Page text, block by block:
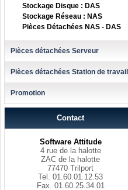
Stockage Disque : DAS
Stockage Réseau : NAS
Pièces Détachées NAS - DAS
Pièces détachées Serveur
Pièces détachées Station de travail
Promotion
Contact
Software Attitude
4 rue de la halotte
ZAC de la halotte
77470 Trilport
Tel. 01.60.01.12.53
Fax. 01.60.25.34.01